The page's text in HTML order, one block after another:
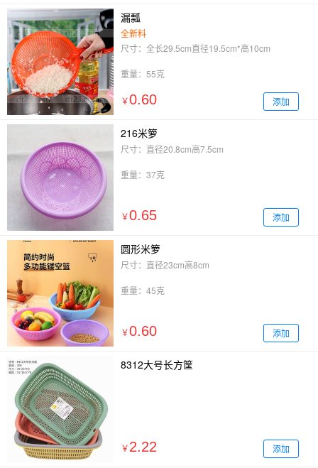
漏瓢
全新料
尺寸：全长29.5cm直径19.5cm*高10cm
重量：55克
￥0.60 添加
216米箩
尺寸：直径20.8cm高7.5cm
重量：37克
￥0.65 添加
圆形米箩
尺寸：直径23cm高8cm
重量：45克
￥0.60 添加
8312大号长方筐
￥ 2.22 添加